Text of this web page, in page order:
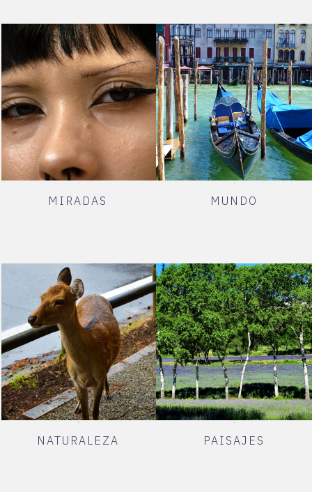
MIRADAS MUNDO
NATURALEZA PAISAJES